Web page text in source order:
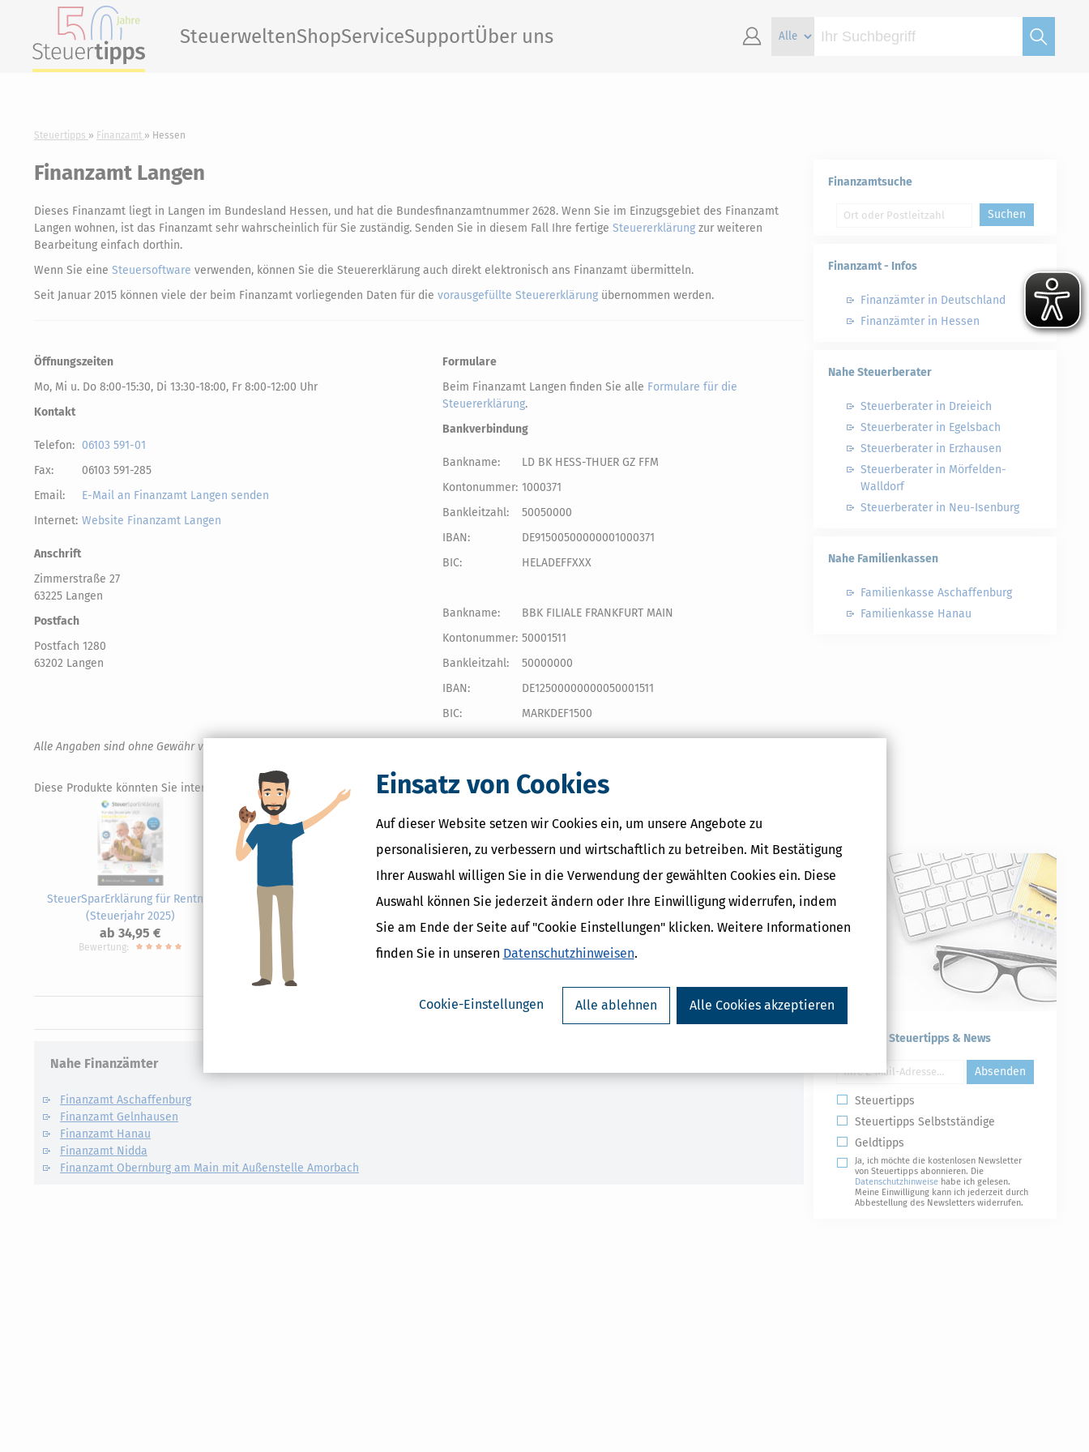
Einsatz von Cookies
Auf dieser Website setzen wir Cookies ein, um unsere Angebote zu
personalisieren, zu verbessern und wirtschaftlich zu betreiben. Mit Bestätigung
Ihrer Auswahl willigen Sie in die Verwendung der gewählten Cookies ein. Diese
Auswahl können Sie jederzeit ändern oder Ihre Einwilligung widerrufen, indem
Sie am Ende der Seite auf "Cookie Einstellungen" klicken. Weitere Informationen
finden Sie in unseren Datenschutzhinweisen.
Cookie-Einstellungen Alle ablehnen Alle Cookies akzeptieren
SteuerweltenShopServiceSupportÜber uns
Steuertipps Finanzamt Hessen
Finanzamt Langen
Dieses Finanzamt liegt in Langen im Bundesland Hessen, und hat die Bundesfinanzamtnummer 2628. Wenn Sie im Einzugsgebiet des Finanzamt
Langen wohnen, ist das Finanzamt sehr wahrscheinlich für Sie zuständig. Senden Sie in diesem Fall Ihre fertige Steuererklärung zur weiteren
Bearbeitung einfach dorthin.
Wenn Sie eine Steuersoftware verwenden, können Sie die Steuererklärung auch direkt elektronisch ans Finanzamt übermitteln.
Seit Januar 2015 können viele der beim Finanzamt vorliegenden Daten für die vorausgefüllte Steuererklärung übernommen werden.
Öffnungszeiten
Mo, Mi u. Do 8:00-15:30, Di 13:30-18:00, Fr 8:00-12:00 Uhr
Kontakt
Telefon: 06103 591-01
Fax:
06103 591-285
Email:
E-Mail an Finanzamt Langen senden
Internet: Website Finanzamt Langen
Anschrift
Zimmerstraße 27
63225 Langen
Postfach
Postfach 1280
63202 Langen
Formulare
Beim Finanzamt Langen finden Sie alle Formulare für die
Steuererklärung.
Bankverbindung
Bankname:
LD BK HESS-THUER GZ FFM
Kontonummer: 1000371
Bankleitzahl:
50050000
IBAN:
DE91500500000001000371
BIC:
HELADEFFXXX
Bankname:
BBK FILIALE FRANKFURT MAIN
Kontonummer: 50001511
Bankleitzahl:
50000000
IBAN:
DE12500000000050001511
BIC:
MARKDEF1500
Alle Angaben sind ohne Gewähr von Richtigkeit und Vollständigkeit.
Diese Produkte könnten Sie interessieren.
SteuerSparErklärung für Rentner
(Steuerjahr 2025)
ab 34,95 €
Bewertung:
SteuerSparErklärung (Steuerjahr
ab 32,95 €
Bewertung:
BILD-Steuer (Steuerjahr 2025)
Bewertung:
Druckversion
Nahe Finanzämter
Finanzamt Aschaffenburg
Finanzamt Gelnhausen
Finanzamt Hanau
Finanzamt Nidda
Finanzamt Obernburg am Main mit Außenstelle Amorbach
Finanzamtsuche
Suchen
Finanzamt - Infos
Finanzämter in Deutschland
Finanzämter in Hessen
Nahe Steuerberater
Steuerberater in Dreieich
Steuerberater in Egelsbach
Steuerberater in Erzhausen
Steuerberater in Mörfelden-
Walldorf
Steuerberater in Neu-Isenburg
Nahe Familienkassen
Familienkasse Aschaffenburg
Familienkasse Hanau
Kostenlose Steuertipps & News
Absenden
Steuertipps
Steuertipps Selbstständige
Geldtipps
Ja, ich möchte die kostenlosen Newsletter
von Steuertipps abonnieren. Die
Datenschutzhinweise habe ich gelesen.
Meine Einwilligung kann ich jederzeit durch
Abbestellung des Newsletters widerrufen.